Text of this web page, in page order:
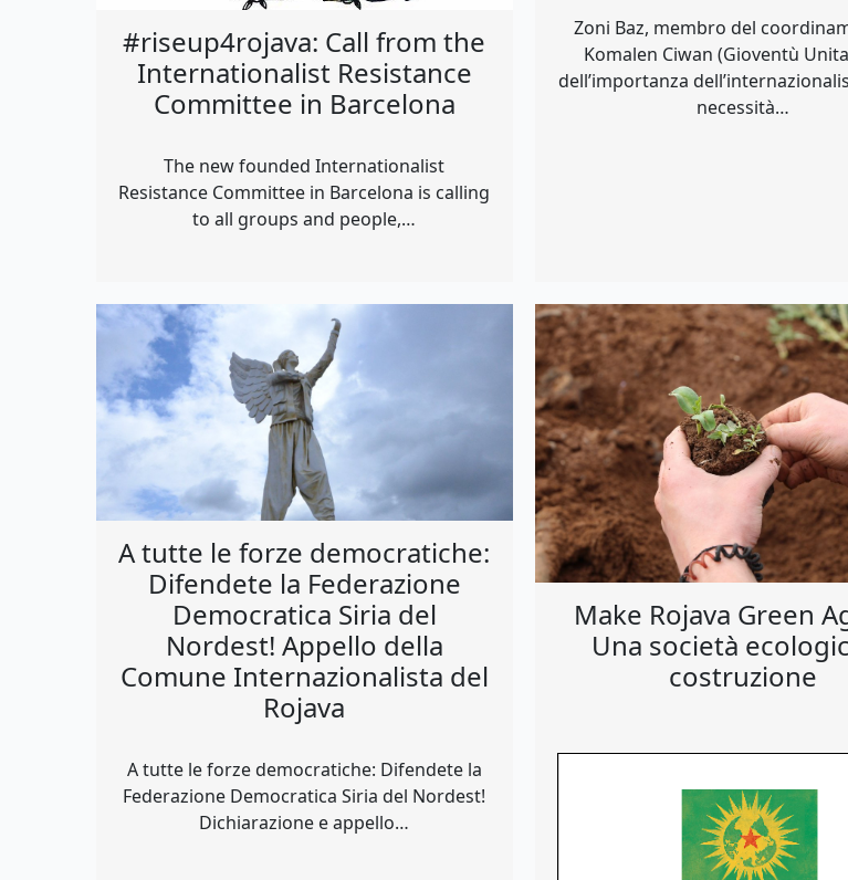
#riseup4rojava: Call from the
Internationalist Resistance
Committee in Barcelona
The new founded Internationalist
Resistance Committee in Barcelona is calling
to all groups and people,…
Zoni Baz, membro del
Komalen Ciwan (Gioventù
dell’importanza
necessità…
A tutte le forze democratiche:
Difendete la Federazione
Democratica Siria del
Nordest! Appello della
Comune Internazionalista del
Rojava
A tutte le forze democratiche: Difendete la
Federazione Democratica Siria del Nordest!
Dichiarazione e appello…
Make Rojava Green
Una società
costruzione